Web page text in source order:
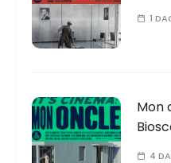
1
Mon
4